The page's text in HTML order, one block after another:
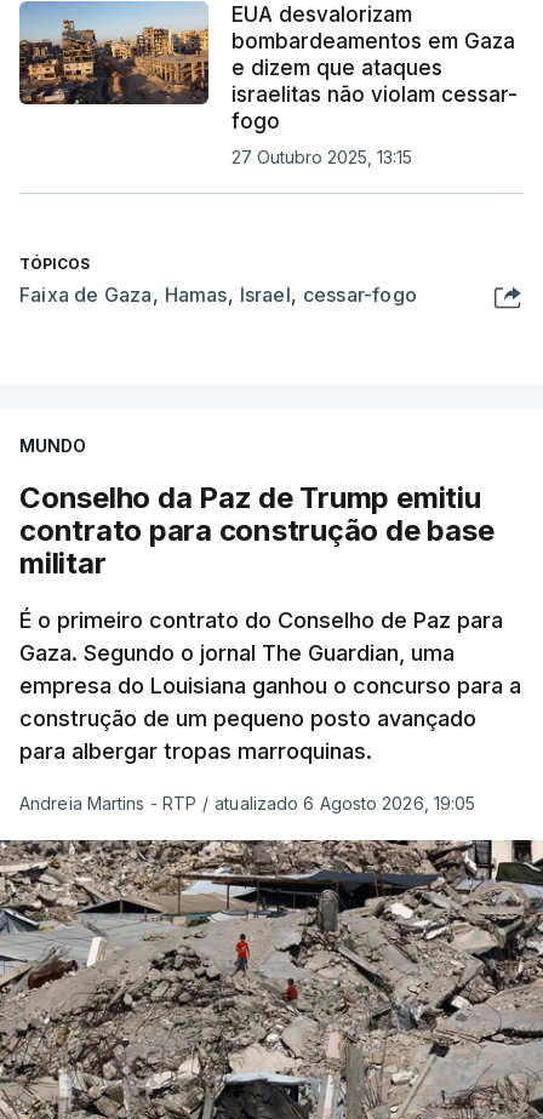
EUA desvalorizam
bombardeamentos em Gaza
e dizem que ataques
israelitas não violam cessar-
fogo
27 Outubro 2025, 13:15
TÓPICOS
Faixa de Gaza, Hamas, Israel, cessar-fogo
MUNDO
Conselho da Paz de Trump emitiu
contrato para construção de base
militar
É o primeiro contrato do Conselho de Paz para
Gaza. Segundo o jornal The Guardian, uma
empresa do Louisiana ganhou o concurso para a
construção de um pequeno posto avançado
para albergar tropas marroquinas.
Andreia Martins - RTP / atualizado 6 Agosto 2026, 19:05